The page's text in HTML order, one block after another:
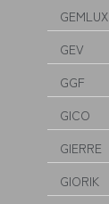
GEMLUX
GEV
GGF
GICO
GIERRE
GIORIK